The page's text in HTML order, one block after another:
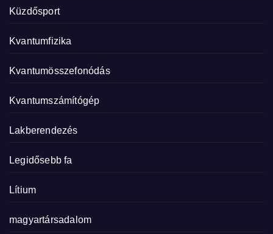
Küzdősport
Kvantumfizika
Kvantumösszefonódás
Kvantumszámítógép
Lakberendezés
Legidősebb fa
Lítium
magyartársadalom